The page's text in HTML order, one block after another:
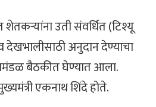
उती संवर्धित (टिश्यू
देखभालीसाठी अनुदान देण्याचा
बैठकीत घेण्यात आला.
एकनाथ शिंदे होते.